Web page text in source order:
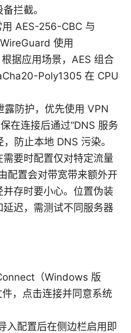
拦截。
AES-256-CBC 与
使用
据应用场景，AES 组合
Poly1305 在 CPU
露防护，优先使用 VPN
在连接后通过“DNS 服务
防止本地 DNS 污染。
要时配置仅对特定流量
配置会对带宽带来额外开
存时要小心。位置伪装
迟，需测试不同服务器
（Windows 版
，点击连接并同意系统
入配置后在侧边栏启用即